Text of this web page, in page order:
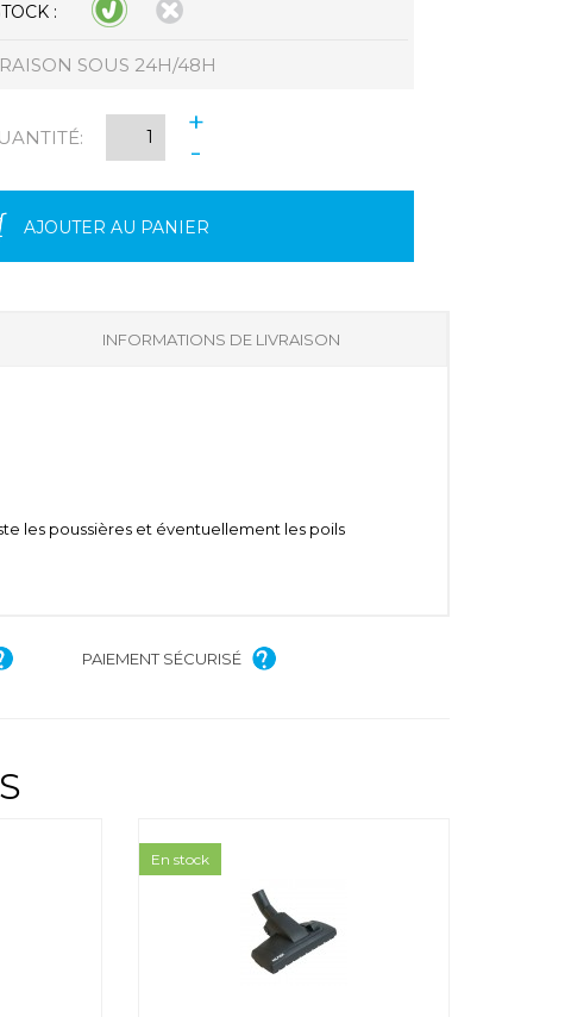
:
SOUS 24H/48H
+
-
AJOUTER AU PANIER
INFORMATIONS DE LIVRAISON
les poussières et éventuellement les poils
PAIEMENT SÉCURISÉ
En stock